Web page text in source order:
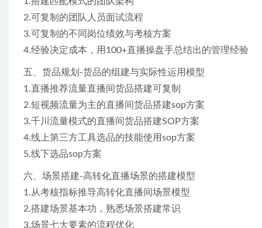
2.可复制的团队人员面试流程
3.可复制的不同岗位绩效与考核方案
4.经验决定成本，用100+直播操盘手总结出的管理经验
五、货品规划-货品的组建与实际性运用模型
1.直播推荐流量直播间货品搭建可复制
2.短视频流量为主的直播间货品搭建sop方案
3.千川流量模式的直播间货品搭建SOP方案
4.线上第三方工具选品的技能使用sop方案
5.线下选品sop方案
六、场景搭建-高转化直播场景的搭建模型
1.从考核指标推导高转化直播间场景模型
2.搭建场景基本功，熟悉场景搭建常识
3.场景七大要素的流程优化